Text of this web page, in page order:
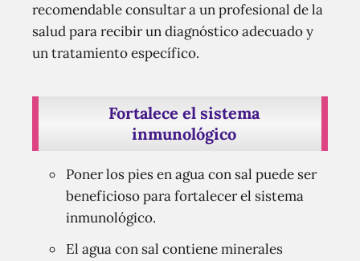
recomendable consultar a un profesional de la
salud para recibir un diagnóstico adecuado y
un tratamiento específico.
Fortalece el sistema
inmunológico
Poner los pies en agua con sal puede ser
beneficioso para fortalecer el sistema
inmunológico.
El agua con sal contiene minerales